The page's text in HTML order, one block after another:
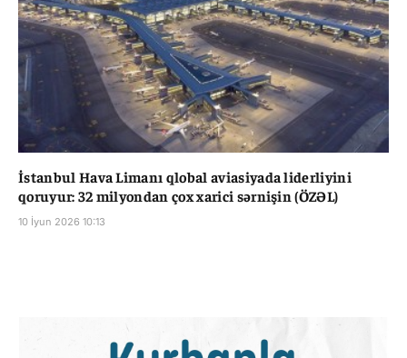
İstanbul Hava Limanı qlobal aviasiyada liderliyini
qoruyur: 32 milyondan çox xarici sərnişin (ÖZƏL)
10 İyun 2026 10:13